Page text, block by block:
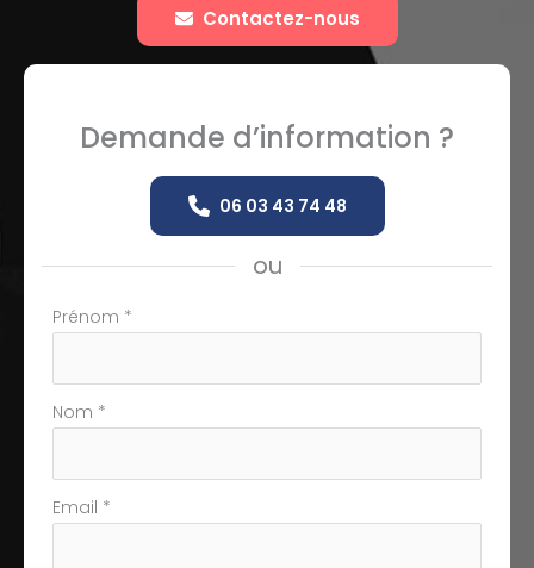
Contactez-nous
Demande d’information ?
06 03 43 74 48
ou
Formulaire
téléphone
Prénom *
Nom *
Email *